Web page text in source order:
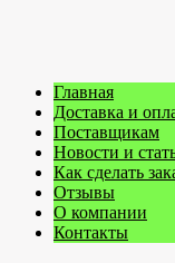
Главная
Доставка и
Поставщикам
Новости и
Как сделать
Отзывы
О компании
Контакты